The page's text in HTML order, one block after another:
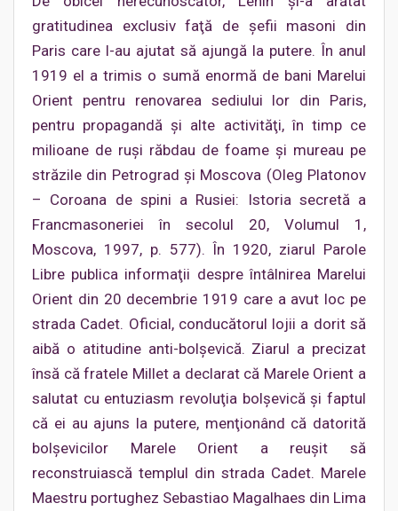
gratitudinea exclusiv faţă de şefii masoni din
Paris care l-au ajutat să ajungă la putere. În anul
1919 el a trimis o sumă enormă de bani Marelui
Orient pentru renovarea sediului lor din Paris,
pentru propagandă şi alte activităţi, în timp ce
milioane de ruşi răbdau de foame şi mureau pe
străzile din Petrograd şi Moscova (Oleg Platonov
– Coroana de spini a Rusiei: Istoria secretă a
Francmasoneriei în secolul 20, Volumul 1,
Moscova, 1997, p. 577). În 1920, ziarul Parole
Libre publica informaţii despre întâlnirea Marelui
Orient din 20 decembrie 1919 care a avut loc pe
strada Cadet. Oficial, conducătorul lojii a dorit să
aibă o atitudine anti-bolşevică. Ziarul a precizat
însă că fratele Millet a declarat că Marele Orient a
salutat cu entuziasm revoluţia bolşevică şi faptul
că ei au ajuns la putere, menţionând că datorită
bolşevicilor Marele Orient a reuşit să
reconstruiască templul din strada Cadet. Marele
Maestru portughez Sebastiao Magalhaes din Lima